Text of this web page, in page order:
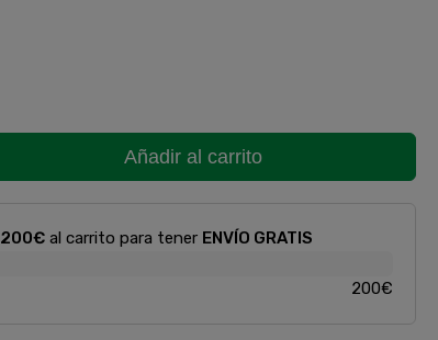
Añadir al carrito
200€al carrito para tener ENVÍO GRATIS
200€